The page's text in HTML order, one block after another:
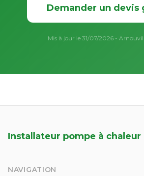
Demander un devis
Mis à jour le 31/07/2026 -
Installateur pompe à chaleur
NAVIGATION